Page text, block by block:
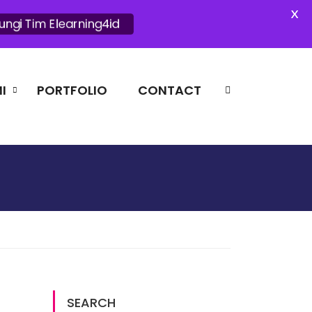
PORTFOLIO CONTACT
WORK
SEARCH
Tim Elearning4id
X